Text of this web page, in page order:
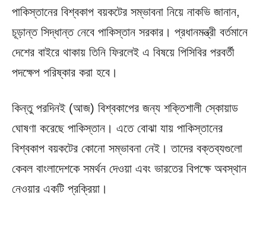
পাকিস্তানের বিশ্বকাপ বয়কটের সম্ভাবনা নিয়ে নাকভি জানান,
চূড়ান্ত সিদ্ধান্ত নেবে পাকিস্তান সরকার। প্রধানমন্ত্রী বর্তমানে
দেশের বাইরে থাকায় তিনি ফিরলেই এ বিষয়ে পিসিবির পরবর্তী
পদক্ষেপ পরিষ্কার করা হবে।
কিন্তু পরদিনই (আজ) বিশ্বকাপের জন্য শক্তিশালী স্কোয়াড
ঘোষণা করেছে পাকিস্তান। এতে বোঝা যায় পাকিস্তানের
বিশ্বকাপ বয়কটের কোনো সম্ভাবনা নেই। তাদের বক্তব্যগুলো
কেবল বাংলাদেশকে সমর্থন দেওয়া এবং ভারতের বিপক্ষে অবস্থান
নেওয়ার একটি প্রক্রিয়া।